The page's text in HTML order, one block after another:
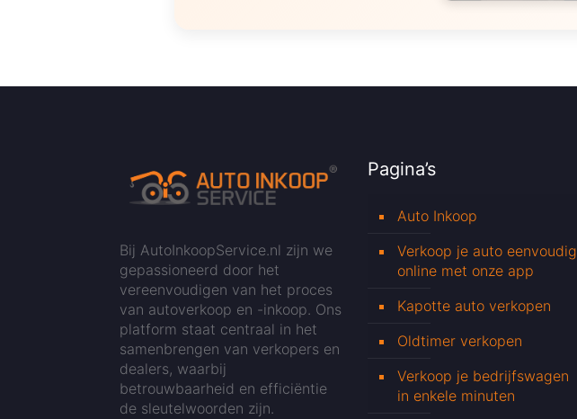
Bij AutoInkoopService.nl zijn we
gepassioneerd door het
vereenvoudigen van het proces
van autoverkoop en -inkoop. Ons
platform staat centraal in het
samenbrengen van verkopers en
dealers, waarbij
betrouwbaarheid en efficiëntie
de sleutelwoorden zijn.
Pagina’s
Auto Inkoop
Verkoop je auto eenvoudig
online met onze app
Kapotte auto verkopen
Oldtimer verkopen
Verkoop je bedrijfswagen
in enkele minuten